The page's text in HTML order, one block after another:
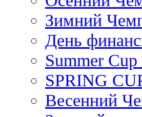
Зимний
День
Summer Cup
SPRING
Весенний